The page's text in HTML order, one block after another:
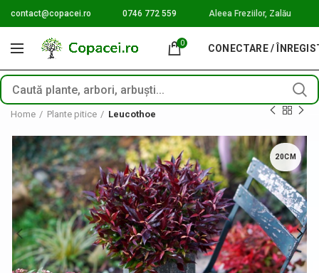
contact@copacei.ro 0746 772 559 Aleea Freziilor, Zalău
0 CONECTARE /
Home Plante pitice Leucothoe
20CM